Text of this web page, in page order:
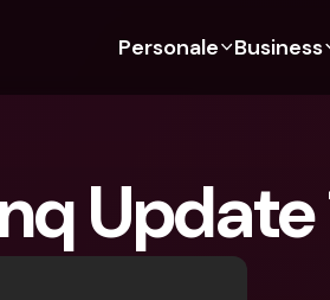
Personale
Carte di Credito
Cripto
Business
Per freelancer
Per PMI
Sostenibilità
Stampa
Update